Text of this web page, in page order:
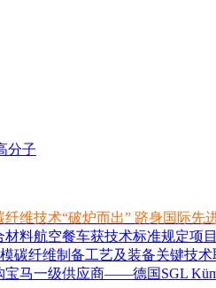
分子
纤维技术“破炉而出” 跻身国际先
材料航空餐车获技术标准规定项
碳纤维制备工艺及装备关键技术
宝马一级供应商——德国SGL